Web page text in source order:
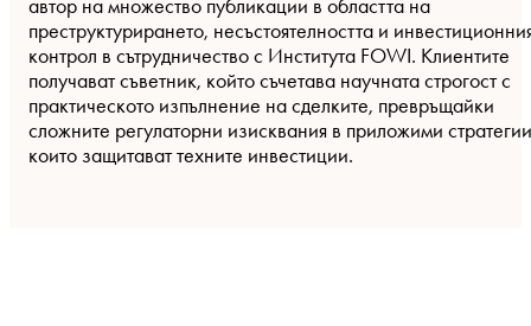
автор на множество публикации в областта на
преструктурирането, несъстоятелността и
контрол в сътрудничество с Института FOWI. Клиентите
получават съветник, който съчетава научната строгост с
практическото изпълнение на сделките, превръщайки
сложните регулаторни изисквания в приложими
които защитават техните инвестиции.